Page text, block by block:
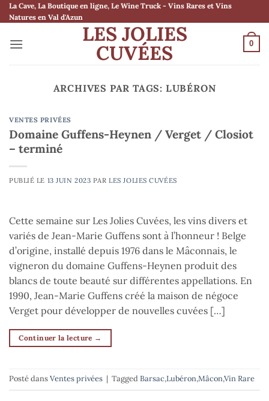
Passer
au
La Cave, La Boutique en ligne, Le Wine Truck - Vins Rares et Vins
Natures en Val d'Azun
LES JOLIES
CUVÉES 0
ARCHIVES PAR TAGS: LUBÉRON
VENTES PRIVÉES
Domaine Guffens-Heynen / Verget / Closiot
– terminé
PUBLIÉ LE 13 JUIN 2023 PARLES JOLIES CUVÉES
Cette semaine sur Les Jolies Cuvées, les vins divers et
variés de Jean-Marie Guffens sont à l’honneur ! Belge
d’origine, installé depuis 1976 dans le Mâconnais, le
vigneron du domaine Guffens-Heynen produit des
blancs de toute beauté sur différentes appellations. En
1990, Jean-Marie Guffens créé la maison de négoce
Verget pour développer de nouvelles cuvées […]
Continuer la lecture →
Posté dansVentes privées | TaggedBarsac,Lubéron,Mâcon,Vin Rare